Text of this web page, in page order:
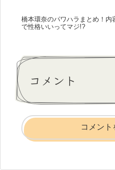
橋本環奈のパワハラまとめ！内
で性格いいってマジ!?
コメント
コメント